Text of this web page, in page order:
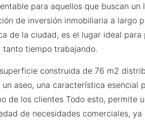
para aquellos que buscan
de inversión inmobiliaria a largo
de la ciudad, es el lugar ideal para
tiempo trabajando.
construida de 76 m2
aseo, una característica esencial
de los clientes Todo esto, permite
de necesidades comerciales,